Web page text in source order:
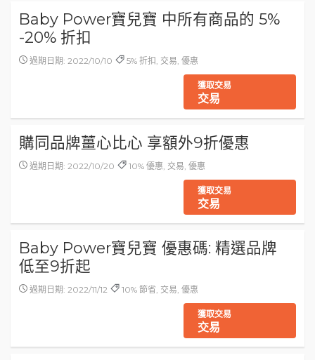
Baby Power寶兒寶 中所有商品的 5%
-20% 折扣
過期日期: 2022/10/10 5% 折扣, 交易, 優惠
獲取交易
交易
購同品牌薑心比心 享額外9折優惠
過期日期: 2022/10/20 10% 優惠, 交易, 優惠
獲取交易
交易
Baby Power寶兒寶 優惠碼: 精選品牌
低至9折起
過期日期: 2022/11/12 10% 節省, 交易, 優惠
獲取交易
交易